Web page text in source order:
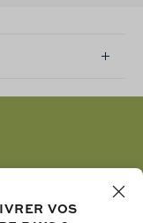
VOS